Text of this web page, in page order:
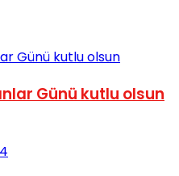
Günü kutlu olsun